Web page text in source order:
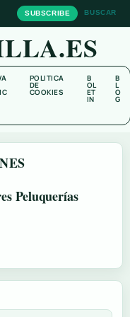
SUBSCRIBE BUSCAR
POLITICA
DE
COOKIES
B
OL
ET
IN
B
L
O
G
Peluquerías